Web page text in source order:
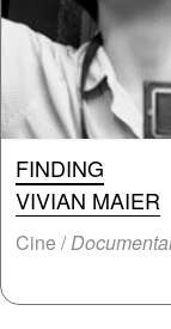
FINDING
VIVIAN MAIER
Cine /